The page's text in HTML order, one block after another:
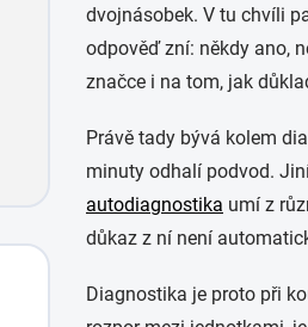
dvojnásobek. V tu chvíli
odpověď zní: někdy ano,
značce i na tom, jak
Právě tady bývá kolem
minuty odhalí podvod.
autodiagnostika umí z
důkaz z ní není
Diagnostika je proto při